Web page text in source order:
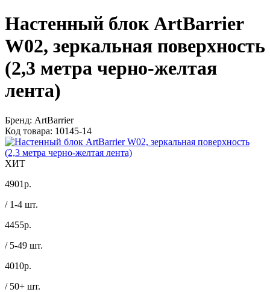
Настенный блок ArtBarrier
W02, зеркальная поверхность
(2,3 метра черно-желтая
лента)
Бренд: ArtBarrier
Код товара: 10145-14
ХИТ
4901р.
/ 1-4 шт.
4455р.
/ 5-49 шт.
4010р.
/ 50+ шт.